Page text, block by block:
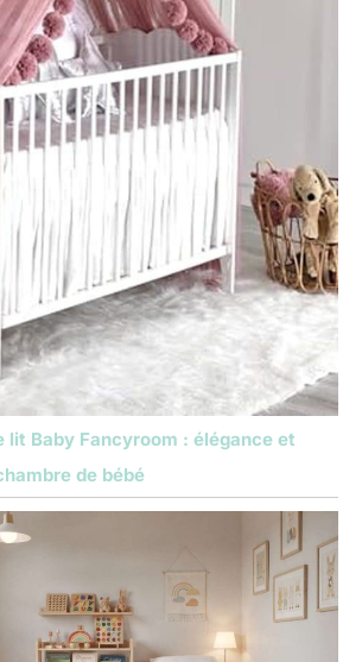
lit Baby Fancyroom : élégance et
de bébé